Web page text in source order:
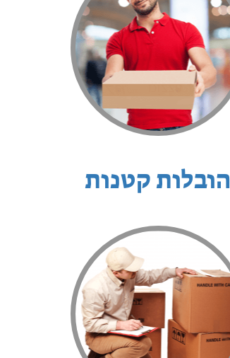
הובלות קטנות